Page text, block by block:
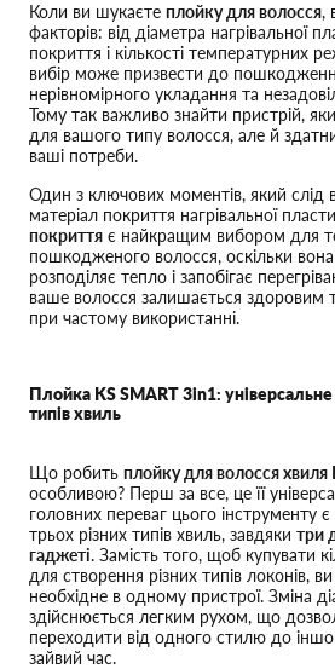
Коли ви шукаєте плойку для волосся,
факторів: від діаметра нагрівальної
покриття і кількості температурних
вибір може призвести до
нерівномірного укладання та
Тому так важливо знайти пристрій,
для вашого типу волосся, але й
ваші потреби.
Один з ключових моментів, який слід
матеріал покриття нагрівальної
покриття є найкращим вибором для
пошкодженого волосся, оскільки вона
розподіляє тепло і запобігає
ваше волосся залишається здоровим
при частому використанні.
Плойка KS SMART 3in1:
типів хвиль
Що робить плойку для волосся хвиля
особливою? Перш за все, це її
головних переваг цього інструменту
трьох різних типів хвиль, завдяки три
гаджеті. Замість того, щоб купувати
для створення різних типів локонів,
необхідне в одному пристрої. Зміна
здійснюється легким рухом, що
переходити від одного стилю до
зайвий час.